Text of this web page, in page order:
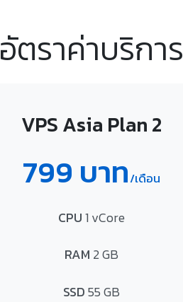
อัตราค่าบริการ
VPS Asia Plan 2
799 บาท/เดือน
CPU1 vCore
RAM 2 GB
SSD55 GB